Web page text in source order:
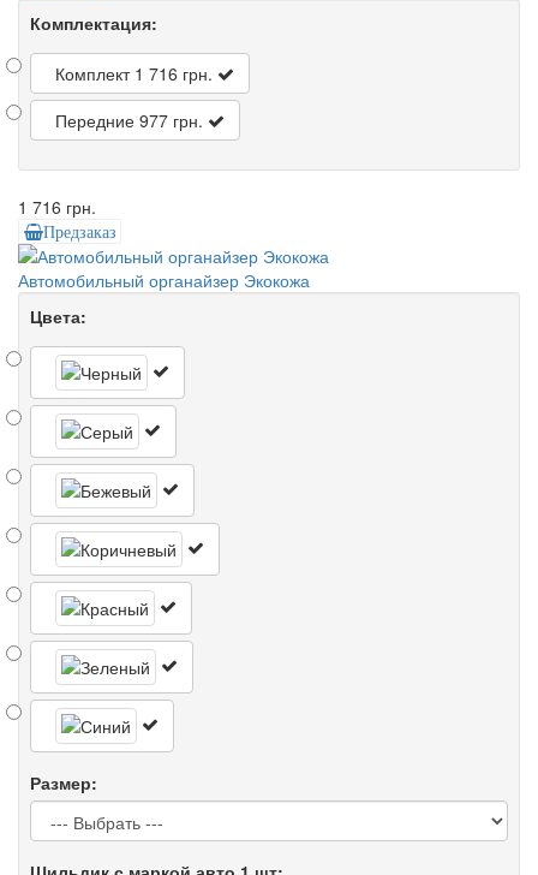
Комплектация:
Комплект 1 716 грн.
Передние 977 грн.
1 716 грн.
Предзаказ
Автомобильный органайзер Экокожа
Цвета:
Размер: